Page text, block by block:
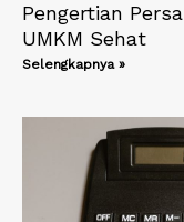
Pengertian
UMKM Sehat
Selengkapnya »